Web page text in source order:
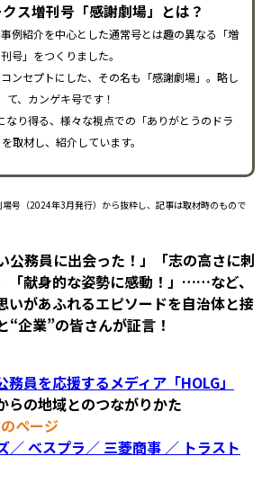
ス増刊号「感謝劇場」とは？
例紹介を中心とした通常号とは趣の異なる「増
刊号」をつくりました。
コンセプトにした、その名も「感謝劇場」。略し
て、カンゲキ号です！
なり得る、様々な視点での「ありがとうのドラ
取材し、紹介しています。
号（2024年3月発行）から抜粋し、記事は取材時のもので
公務員に出会った！」「志の高さに刺
「献身的な姿勢に感動！」……など、
いがあふれるエピソードを自治体と接
“企業”の皆さんが証言！
務員を応援するメディア「HOLG」
の地域とのつながりかた
ページ
／ べスプラ／ 三菱商事 ／ トラスト